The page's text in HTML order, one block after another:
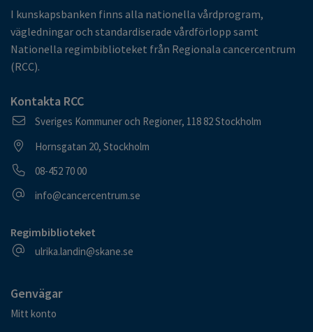
I kunskapsbanken finns alla nationella vårdprogram,
vägledningar och standardiserade vårdförlopp samt
Nationella regimbiblioteket från Regionala cancercentrum
(RCC).
Kontakta RCC
Postadress
Sveriges Kommuner och Regioner, 118 82 Stockholm
Besöksadress
Hornsgatan 20, Stockholm
Telefonnummer
08-452 70 00
E-postadress
info@cancercentrum.se
Regimbiblioteket
E-postadress
ulrika.landin@skane.se
Genvägar
Mitt konto